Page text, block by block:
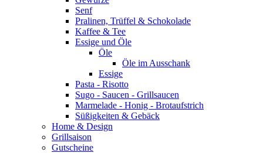
Senf
Pralinen, Trüffel & Schokolade
Kaffee & Tee
Essige und Öle
Öle
Öle im Ausschank
Essige
Pasta - Risotto
Sugo - Saucen - Grillsaucen
Marmelade - Honig - Brotaufstrich
Süßigkeiten & Gebäck
Home & Design
Grillsaison
Gutscheine